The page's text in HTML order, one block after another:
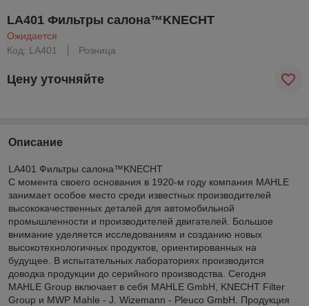
LA401 Фильтры салона™KNECHT
Ожидается
Код: LA401
Розница
Цену уточняйте
Описание
LA401 Фильтры салона™KNECHT
С момента своего основания в 1920-м году компания MAHLE
занимает особое место среди известных производителей
высококачественных деталей для автомобильной
промышленности и производителей двигателей. Большое
внимание уделяется исследованиям и созданию новых
высокотехнологичных продуктов, ориентированных на
будущее. В испытательных лабораториях производится
доводка продукции до серийного производства. Сегодня
MAHLE Group включает в себя MAHLE GmbH, KNECHT Filter
Group и MWP Mahle - J. Wizemann - Pleuco GmbH. Продукция